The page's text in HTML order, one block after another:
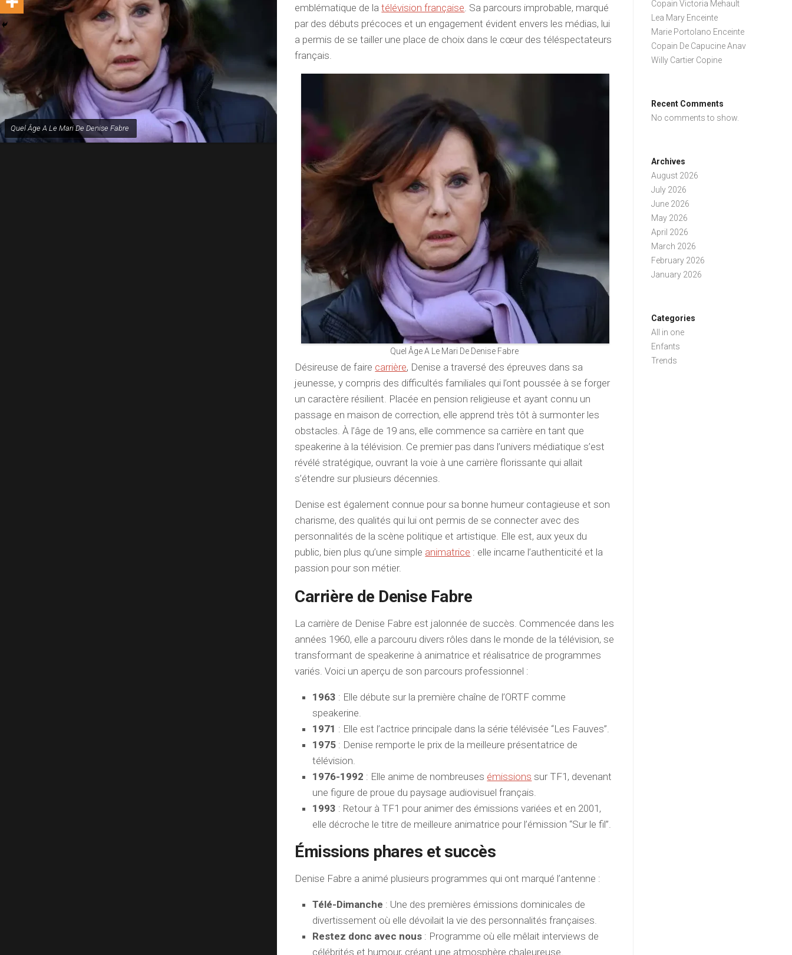
Quel Âge A Le Mari De Denise Fabre
emblématique de latélévision française. Sa parcours improbable, marqué
par des débuts précoces et un engagement évident envers les médias, lui
a permis de se tailler une place de choix dans le cœur des téléspectateurs
français.
Quel Âge A Le Mari De Denise Fabre
Désireuse de faire carrière, Denise a traversé des épreuves dans sa
jeunesse, y compris des difficultés familiales qui l’ont poussée à se forger
un caractère résilient. Placée en pension religieuse et ayant connu un
passage en maison de correction, elle apprend très tôt à surmonter les
obstacles. À l’âge de 19 ans, elle commence sa carrière en tant que
speakerine à la télévision. Ce premier pas dans l’univers médiatique s’est
révélé stratégique, ouvrant la voie à une carrière florissante qui allait
s’étendre sur plusieurs décennies.
Denise est également connue pour sa bonne humeur contagieuse et son
charisme, des qualités qui lui ont permis de se connecter avec des
personnalités de la scène politique et artistique. Elle est, aux yeux du
public, bien plus qu’une simple animatrice : elle incarne l’authenticité et la
passion pour son métier.
Carrière de Denise Fabre
La carrière de Denise Fabre est jalonnée de succès. Commencée dans les
années 1960, elle a parcouru divers rôles dans le monde de la télévision, se
transformant de speakerine à animatrice et réalisatrice de programmes
variés. Voici un aperçu de son parcours professionnel :
1963 : Elle débute sur la première chaîne de l’ORTF comme
speakerine.
1971 : Elle est l’actrice principale dans la série télévisée “Les Fauves”.
1975 : Denise remporte le prix de la meilleure présentatrice de
télévision.
1976-1992 : Elle anime de nombreuses émissions sur TF1, devenant
une figure de proue du paysage audiovisuel français.
1993 : Retour à TF1 pour animer des émissions variées et en 2001,
elle décroche le titre de meilleure animatrice pour l’émission “Sur le fil”.
Émissions phares et succès
Denise Fabre a animé plusieurs programmes qui ont marqué l’antenne :
Télé-Dimanche : Une des premières émissions dominicales de
divertissement où elle dévoilait la vie des personnalités françaises.
Restez donc avec nous : Programme où elle mêlait interviews de
célébrités et humour, créant une atmosphère chaleureuse.
Copain Victoria Mehault
Lea Mary Enceinte
Marie Portolano Enceinte
Copain De Capucine Anav
Willy Cartier Copine
Recent Comments
No comments to show.
Archives
August 2026
July 2026
June 2026
May 2026
April 2026
March 2026
February 2026
January 2026
Categories
All in one
Enfants
Trends